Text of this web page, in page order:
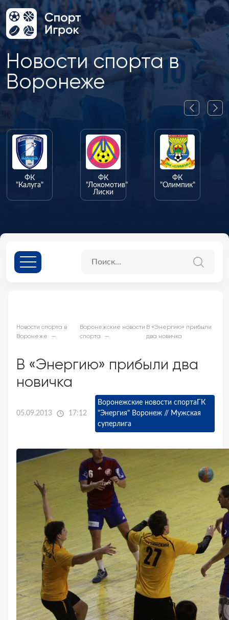
Новости спорта в
Воронеже
ФК
"Калуга"
ФК
"Локомотив"
Лиски
ФК
"Олимпик"
Новости спорта в
Воронеже
Воронежские новости
спорта
В «Энергию» прибыли
два новичка
В «Энергию» прибыли два
новичка
05.09.2013 17:12
Воронежские новости спорта ГК
"Энергия" Воронеж // Мужская
суперлига